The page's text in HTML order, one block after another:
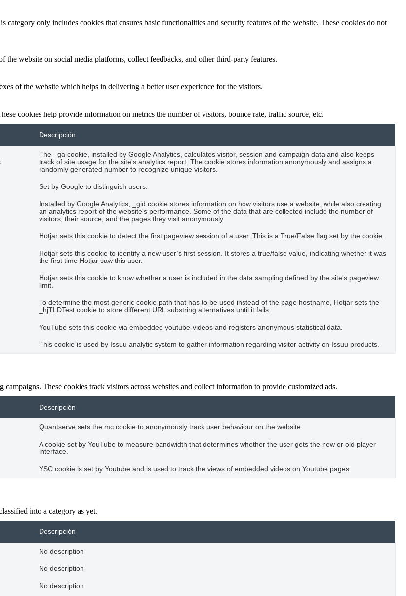
only includes cookies that ensures basic functionalities and security features of the website. These cookies do not
website on social media platforms, collect feedbacks, and other third-party features.
of the website which helps in delivering a better user experience for the visitors.
cookies help provide information on metrics the number of visitors, bounce rate, traffic source, etc.
Descripción
The _ga cookie, installed by Google Analytics, calculates visitor, session and campaign data and also keeps
track of site usage for the site's analytics report. The cookie stores information anonymously and assigns a
randomly generated number to recognize unique visitors.
Set by Google to distinguish users.
Installed by Google Analytics, _gid cookie stores information on how visitors use a website, while also creating
an analytics report of the website's performance. Some of the data that are collected include the number of
visitors, their source, and the pages they visit anonymously.
Hotjar sets this cookie to detect the first pageview session of a user. This is a True/False flag set by the cookie.
Hotjar sets this cookie to identify a new user’s first session. It stores a true/false value, indicating whether it was
the first time Hotjar saw this user.
Hotjar sets this cookie to know whether a user is included in the data sampling defined by the site's pageview
limit.
To determine the most generic cookie path that has to be used instead of the page hostname, Hotjar sets the
_hjTLDTest cookie to store different URL substring alternatives until it fails.
YouTube sets this cookie via embedded youtube-videos and registers anonymous statistical data.
This cookie is used by Issuu analytic system to gather information regarding visitor activity on Issuu products.
These cookies track visitors across websites and collect information to provide customized ads.
Descripción
Quantserve sets the mc cookie to anonymously track user behaviour on the website.
A cookie set by YouTube to measure bandwidth that determines whether the user gets the new or old player
interface.
YSC cookie is set by Youtube and is used to track the views of embedded videos on Youtube pages.
into a category as yet.
Descripción
No description
No description
No description